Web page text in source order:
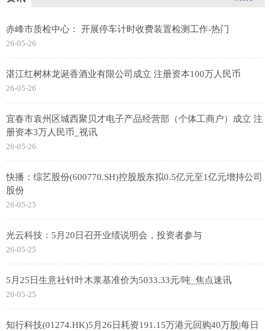
赤峰市质检中心： 开展停车计时收费装置检测工作-热门
26-05-26
湛江红树林龙诞香酒业有限公司成立 注册资本100万人民币
26-05-26
宜春市袁州区城西聚贝才电子产品经营部（个体工商户）成立 注
册资本3万人民币_视讯
26-05-26
快播：综艺股份(600770.SH)控股股东拟0.5亿元至1亿元增持公司
股份
26-05-25
光云科技：5月20日召开业绩说明会，投资者参与
26-05-25
5月25日生意社针叶木浆基准价为5033.33元/吨_焦点速讯
26-05-25
知行科技(01274.HK)5月26日耗资191.15万港元回购40万股|每日